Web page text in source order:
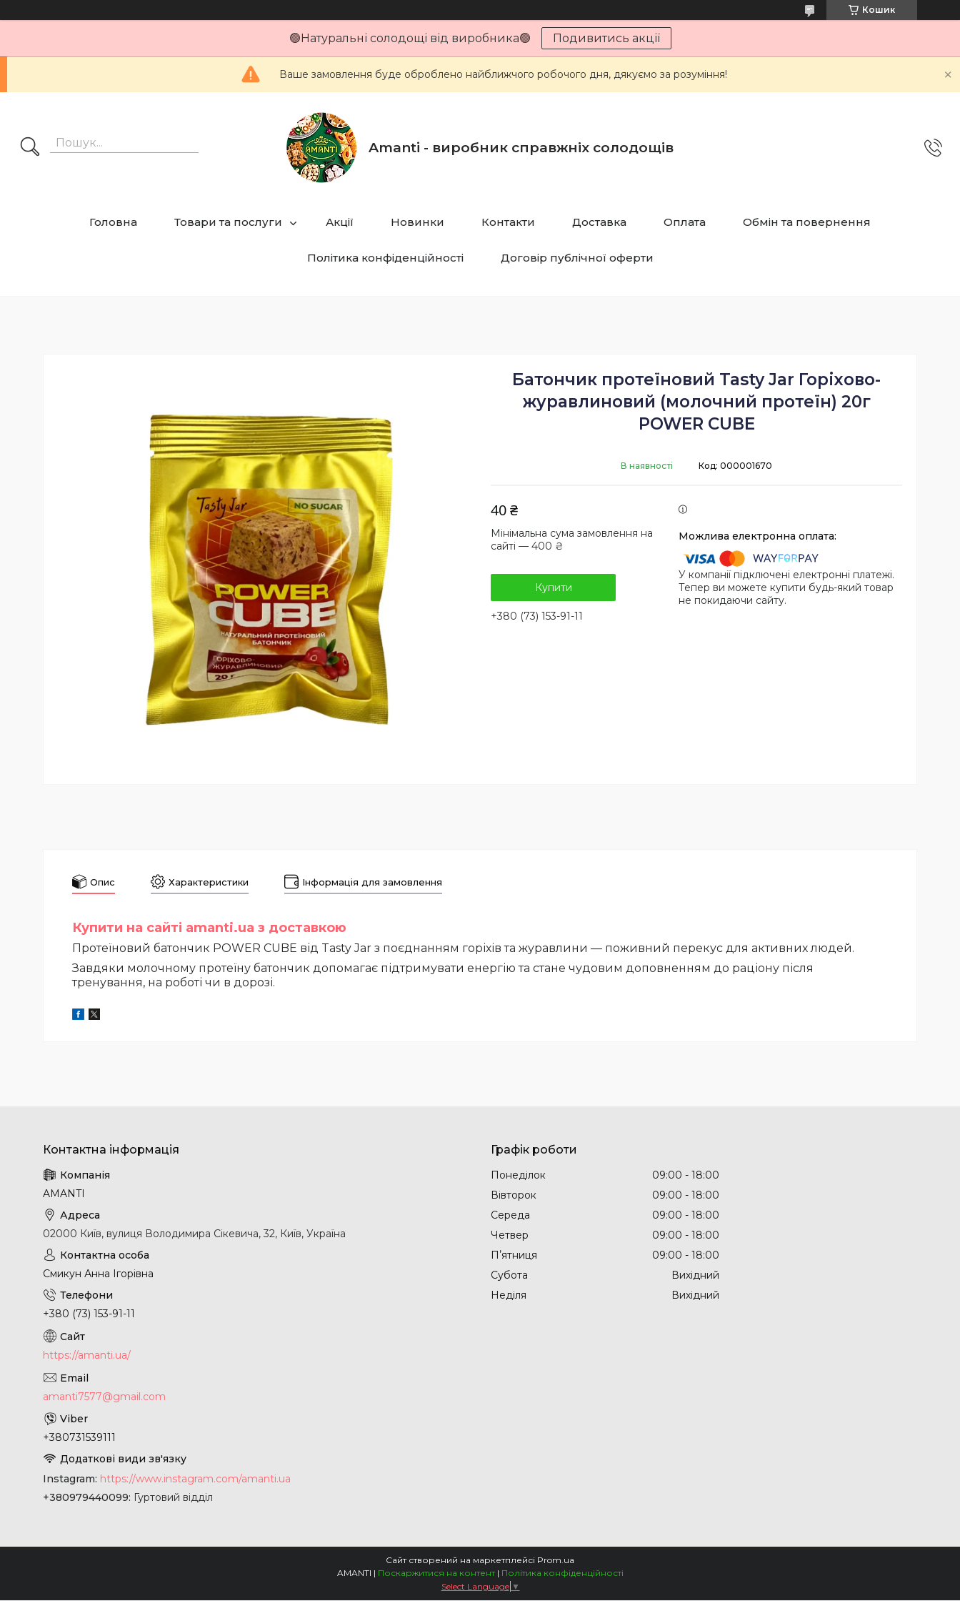
Кошик
🟢Натуральні солодощі від виробника🟢 Подивитись акції
Ваше замовлення буде оброблено найближчого робочого дня, дякуємо за розуміння!
Amanti - виробник справжніх солодощів
Головна Товари та послуги Акції Новинки Контакти Доставка Оплата Обмін та повернення
Політика конфіденційності Договір публічної оферти
Батончик протеїновий Tasty Jar Горіхово-
журавлиновий (молочний протеїн) 20г
POWER CUBE
В наявності Код: 000001670
40 ₴
Мінімальна сума замовлення на
сайті — 400 ₴
Купити
+380 (73) 153-91-11
У компанії підключені електронні платежі.
Тепер ви можете купити будь-який товар
не покидаючи сайту.
Опис Характеристики Інформація для замовлення
Купити на сайті amanti.ua з доставкою
Протеїновий батончик POWER CUBE від Tasty Jar з поєднанням горіхів та журавлини — поживний перекус для активних людей.
Завдяки молочному протеїну батончик допомагає підтримувати енергію та стане чудовим доповненням до раціону після
тренування, на роботі чи в дорозі.
AMANTI
02000 Київ, вулиця Володимира Сікевича, 32, Київ, Україна
Смикун Анна Ігорівна
+380 (73) 153-91-11
https://amanti.ua/
amanti7577@gmail.com
+380731539111
Instagram https://www.instagram.com/amanti.ua
+380979440099 Гуртовий відділ
Графік роботи
Понеділок 09:00
18:00
Вівторок
09:00
18:00
Середа
09:00
18:00
Четвер
09:00
18:00
Пʼятниця
09:00
18:00
Субота
Вихідний
Неділя
Вихідний
Сайт створений на маркетплейсі Prom.ua
AMANTI | Поскаржитися на контент | Політика конфіденційності
Select Language ▼